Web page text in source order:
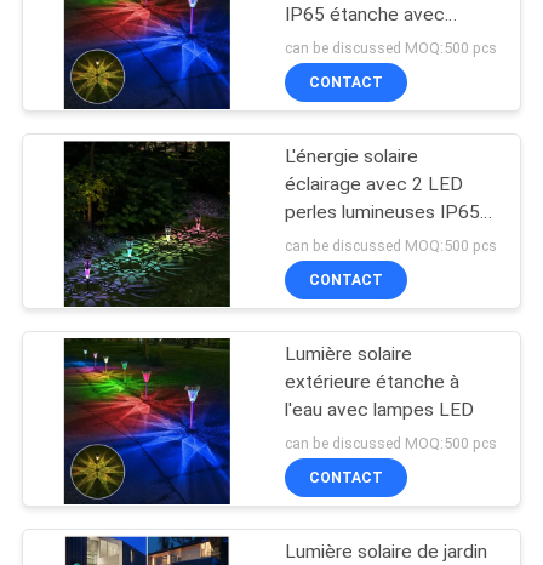
DEMANDER
DEVIS
ONLINE
SHOP
PLAN
SITE
POLITIQUE
DE
Lumière de quai
solaire
209
lumières solaires
extérieures de jardin
IP65 étanche avec
panneau solaire
monocristallin
can be discussed MOQ:500 pcs
CONTACT
L'énergie solaire
éclairage avec 2 LED
perles lumineuses IP65
résistant à toutes les
conditions
météorologiques
can be discussed MOQ:500 pcs
CONTACT
Lumière solaire
extérieure étanche à
l'eau avec lampes LED
can be discussed MOQ:500 pcs
CONTACT
Lumière solaire de jardin